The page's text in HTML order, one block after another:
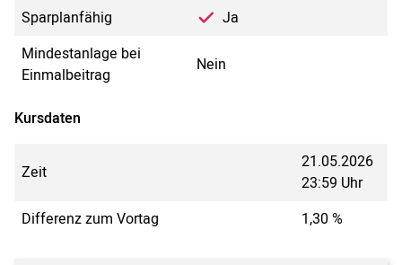
Sparplanfähig
Ja
Mindestanlage bei
Einmalbeitrag
Nein
Kursdaten
Zeit
21.05.2026
23:59 Uhr
Differenz zum Vortag
1,30 %